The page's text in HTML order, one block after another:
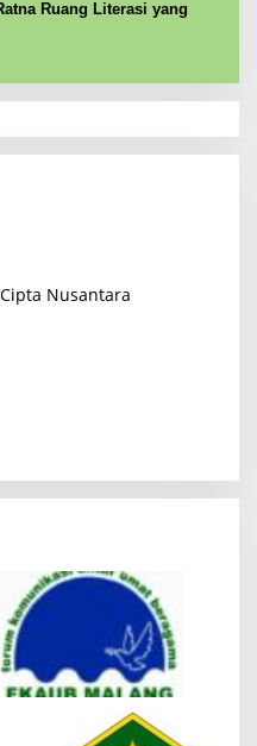
Ruang Literasi yang
Nusantara